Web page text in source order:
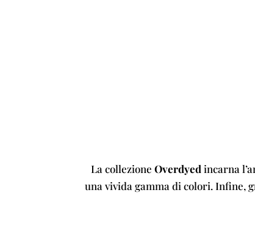
La collezione Overdyed incarna
una vivida gamma di colori. Infine,